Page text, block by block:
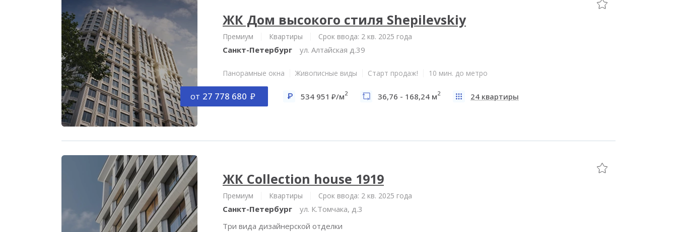
ЖК Дом высокого стиля Shepilevskiy
Премиум Квартиры Срок ввода: 2 кв. 2025 года
Санкт-Петербург ул. Алтайская д.39
Панорамные окна Живописные виды Старт продаж! 10 мин. до метро
от 27 778 680 534 951 /м2 36,76 - 168,24 м2 24 квартиры
ЖК Collection house 1919
Премиум Квартиры Срок ввода: 2 кв. 2025 года
Санкт-Петербург
ул. К.Томчака, д.3
Три вида дизайнерской отделки